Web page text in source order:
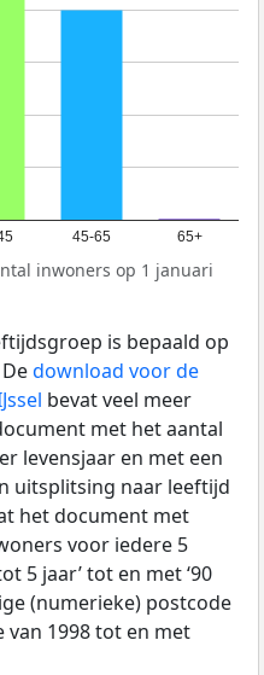
45-65 65+
inwoners op 1 januari
is bepaald op
download voor de
bevat veel meer
met het aantal
levensjaar en met een
uitsplitsing naar leeftijd
het document met
voor iedere 5
5 jaar’ tot en met ‘90
(numerieke) postcode
van 1998 tot en met